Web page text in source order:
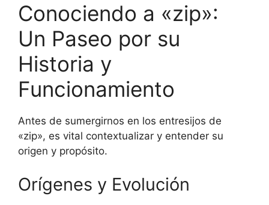
Conociendo a «zip»:
Un Paseo por su
Historia y
Funcionamiento
Antes de sumergirnos en los entresijos de
«zip», es vital contextualizar y entender su
origen y propósito.
Orígenes y Evolución